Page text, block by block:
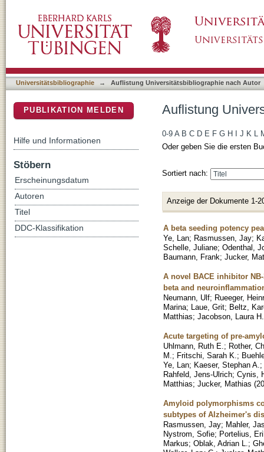
Universitätsbibliographie → Auflistung Universitätsbibliographie nach Autor
Auflistung
0-9 A B C D E F G H J K L
Oder geben Sie die ersten
Sortiert nach:
Anzeige der Dokumente 1-
A beta seeding potency
Ye, Lan; Rasmussen, Jay;
Schelle, Juliane; Odenthal,
Baumann, Frank; Jucker,
A novel BACE inhibitor
beta and
Neumann, Ulf; Rueeger,
Marina; Laue, Grit; Beltz,
Matthias; Jacobson, Laura H.
Acute targeting of pre-
Uhlmann, Ruth E. ; Rother,
M. ; Fritschi, Sarah K. ;
Ye, Lan; Kaeser, Stephan A. ;
Rahfeld, Jens-Ulrich; Cynis,
Matthias; Jucker, Mathias (
Amyloid polymorphisms
subtypes of Alzheimer's
Rasmussen, Jay; Mahler,
Nystrom, Sofie; Portelius,
Markus; Oblak, Adrian L. ;
PUBLIKATION MELDEN
Hilfe und Informationen
Stöbern
Erscheinungsdatum
Autoren
Titel
DDC-Klassifikation